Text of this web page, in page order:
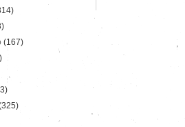
(167)